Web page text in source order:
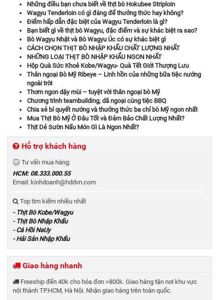
Những điều bạn chưa biết về thịt bò Hokubee Striploin
Wagyu Tenderloin có gì đáng để thưởng thức hay không?
Điểm hấp dẫn đặc biệt của Wagyu Tenderloin là gì?
Bạn biết gì về thịt bò Wagyu, đặc điểm và sự khác biệt ra sao?
Bò Wagyu Nhật và Bò Wagyu Úc có sự khác biệt gì
CÁCH CHỌN THỊT BÒ NHẬP KHẨU CHẤT LƯỢNG NHẤT
NHỮNG LOẠI THỊT BÒ NHẬP KHẨU NGON NHẤT
Hộp Quà Sức Khoẻ Kobe/Wagyu- Quà Tết Giới Thượng Lưu
Thăn ngoại Bò Mỹ Ribeye – Linh hồn của những bữa tiệc nướng
ngoài trời
Thơm ngon dậy mùi – tuyệt vời thăn ngoại bò Mỹ
Chương trình teambuilding, dã ngoại cùng tiệc BBQ
Chia sẻ bí quyết nướng và thưởng thức ba chỉ bò Mỹ ngon nhất
Mua Thịt Bò Mỹ Ở Đâu Tốt và Đảm Bảo Chất Lượng Nhất?
Thịt Dẻ Sườn Nấu Món Gì Là Ngon Nhất?
Hỗ trợ khách hàng
Tư vấn mua hàng:
HCM: 08.333.000.55
Email: kinhdoanh@hddvn.com
Top tìm kiếm nhiều nhất
- Thịt Bò Kobe/Wagyu
- Thịt Bò Nhập Khẩu
- Cá Hồi NaUy
- Hải Sản Nhập Khẩu
Giao hàng nhanh
Freeship đến 40k cho hóa đơn >800k. Giao hàng tận nơi khu vực
nội thành TP.HCM, Hà Nội. Nhận giao hàng trên toàn quốc.